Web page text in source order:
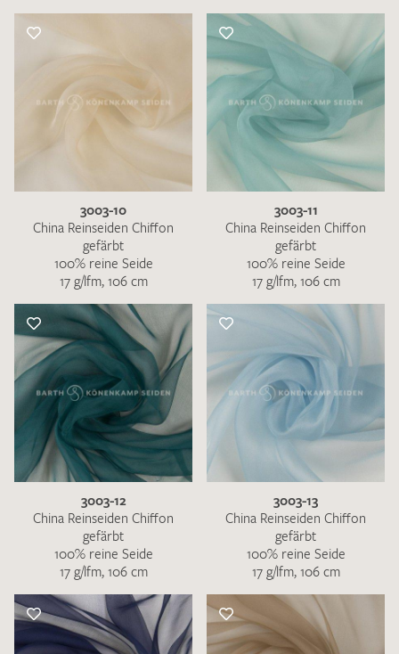
3003-10
China Reinseiden Chiffon
gefärbt
100% reine Seide
17 g/lfm, 106 cm
3003-11
China Reinseiden Chiffon
gefärbt
100% reine Seide
17 g/lfm, 106 cm
3003-12
China Reinseiden Chiffon
gefärbt
100% reine Seide
17 g/lfm, 106 cm
3003-13
China Reinseiden Chiffon
gefärbt
100% reine Seide
17 g/lfm, 106 cm